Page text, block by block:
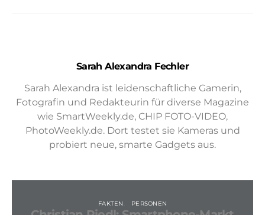
Sarah Alexandra Fechler
Sarah Alexandra ist leidenschaftliche Gamerin,
Fotografin und Redakteurin für diverse Magazine
wie SmartWeekly.de, CHIP FOTO-VIDEO,
PhotoWeekly.de. Dort testet sie Kameras und
probiert neue, smarte Gadgets aus.
FAKTEN PERSONEN